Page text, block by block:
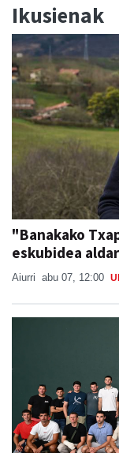
Ikusienak
"Banakako
eskubidea
Aiurri abu 07, 12:00